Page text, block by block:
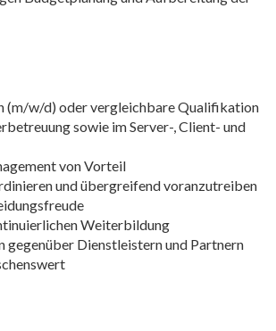
(m/w/d) oder vergleichbare Qualifikation
sowie im Server-, Client- und
von Vorteil
und übergreifend voranzutreiben
Weiterbildung
gegenüber Dienstleistern und Partnern